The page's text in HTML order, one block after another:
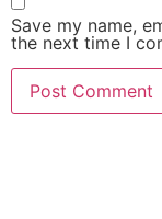
Save my name,
the next time I